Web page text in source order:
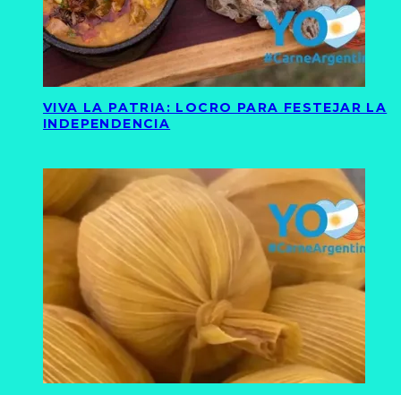
VIVA LA PATRIA: LOCRO PARA FESTEJAR LA
INDEPENDENCIA